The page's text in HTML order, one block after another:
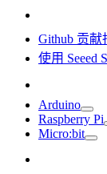
Github 贡献
使用 Seeed
Arduino
Raspberry Pi
Micro:bit